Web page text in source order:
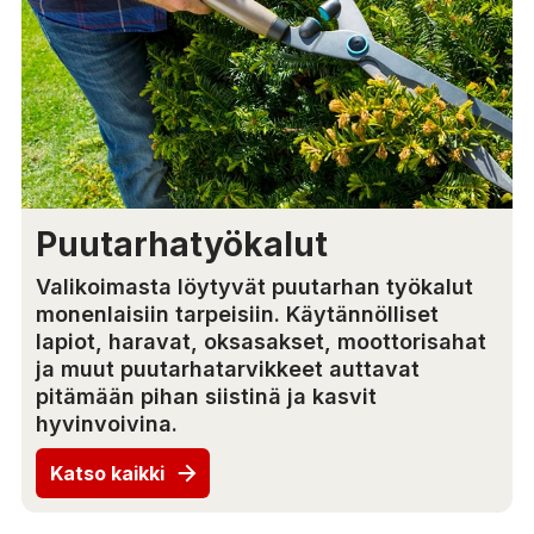
Puutarhatyökalut
Valikoimasta löytyvät puutarhan työkalut
monenlaisiin tarpeisiin. Käytännölliset
lapiot, haravat, oksasakset, moottorisahat
ja muut puutarhatarvikkeet auttavat
pitämään pihan siistinä ja kasvit
hyvinvoivina.
Katso kaikki